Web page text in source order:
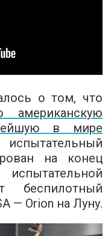
о том, что
американскую
в мире
на конец
беспилотный
— Orion на Луну.